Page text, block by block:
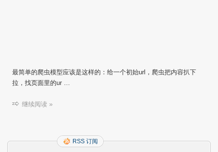
最简单的爬虫模型应该是这样的：给一个初始url，爬虫把内容扒下
拉，找页面里的ur …
继续阅读 »
RSS 订阅